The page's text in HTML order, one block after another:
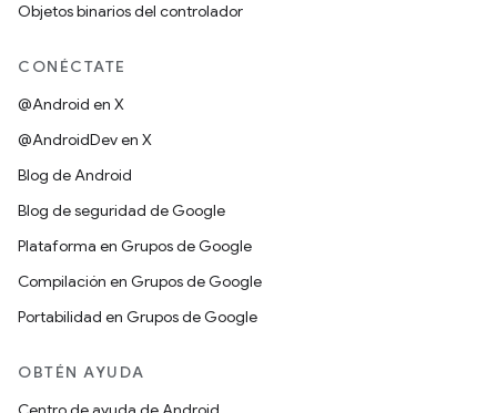
Objetos binarios del controlador
CONÉCTATE
@Android en X
@AndroidDev en X
Blog de Android
Blog de seguridad de Google
Plataforma en Grupos de Google
Compilación en Grupos de Google
Portabilidad en Grupos de Google
OBTÉN AYUDA